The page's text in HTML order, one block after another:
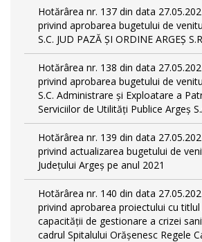
Hotărârea nr. 137 din data
privind aprobarea bugetului de
S.C. JUD PAZĂ ȘI ORDINE ARGEȘ
Hotărârea nr. 138 din data
privind aprobarea bugetului de
S.C. Administrare și Exploatare a
Serviciilor de Utilități Publice Argeș
Hotărârea nr. 139 din data
privind actualizarea bugetului de
Județului Argeș pe anul 2021
Hotărârea nr. 140 din data
privind aprobarea proiectului cu titlul
capacității de gestionare a crizei
cadrul Spitalului Orășenesc Regele